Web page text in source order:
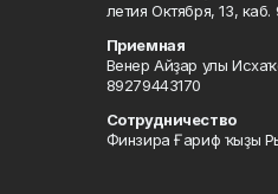
летия Октября, 13, каб.
Приемная
Венер Айҙар улы
89279443170
Сотрудничество
Финзира Ғариф ҡыҙы